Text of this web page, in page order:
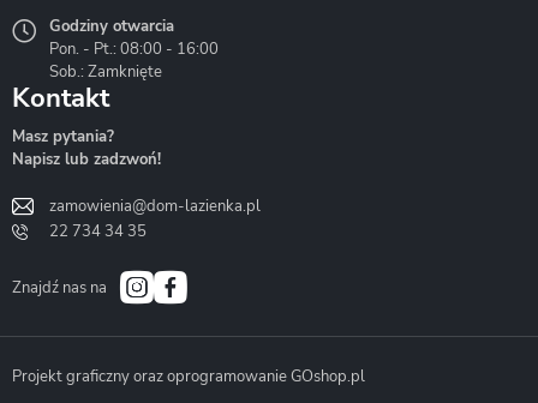
Liveno
Bath&Spa
Godziny otwarcia
Pon. - Pt.: 08:00 - 16:00
Sob.: Zamknięte
Kontakt
Masz pytania?
Napisz lub zadzwoń!
zamowienia@dom-lazienka.pl
22 734 34 35
Znajdź nas na
Projekt graficzny oraz oprogramowanie GOshop.pl